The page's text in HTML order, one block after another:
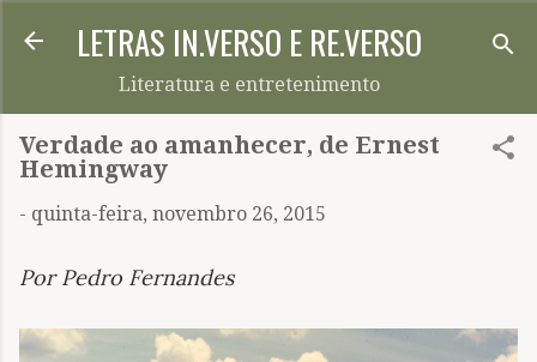
Pular para o conteúdo principal
LETRAS IN.VERSO E RE.VERSO
Literatura e entretenimento
Verdade ao amanhecer, de Ernest
Hemingway
- quinta-feira, novembro 26, 2015
Por Pedro Fernandes